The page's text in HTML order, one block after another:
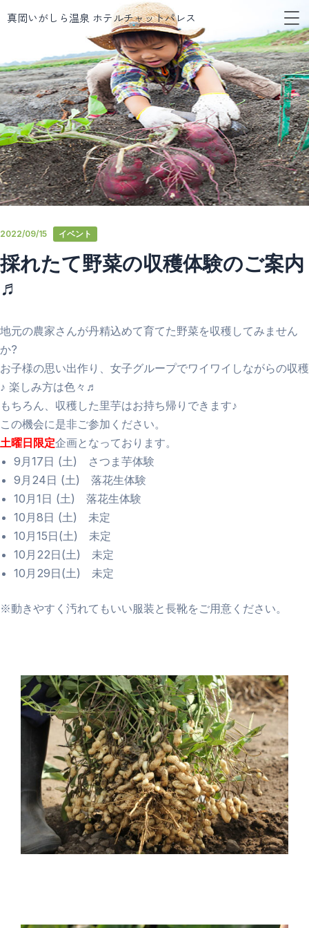
容
ス
キ
ッ
プ
真岡いがしら温泉 ホテルチャットパレス
メ
ニ
ュ
ー
2022/09/15 イベント
採れたて野菜の収穫体験のご案内
♬
地元の農家さんが丹精込めて育てた野菜を収穫してみません
か?
お子様の思い出作り、女子グループでワイワイしながらの収穫
♪ 楽しみ方は色々♬
もちろん、収穫した里芋はお持ち帰りできます♪
この機会に是非ご参加ください。
土曜日限定企画となっております。
9月17日 (土) さつま芋体験
9月24日 (土) 落花生体験
10月1日 (土) 落花生体験
10月8日 (土) 未定
10月15日(土) 未定
10月22日(土) 未定
10月29日(土) 未定
※動きやすく汚れてもいい服装と長靴をご用意ください。